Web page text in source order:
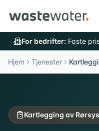
For bedrifter: Faste
Hjem Tjenester
Kartlegging av